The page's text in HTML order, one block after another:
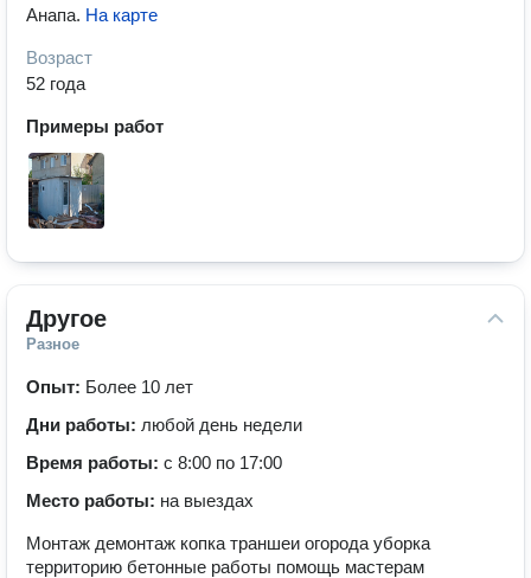
Анапа. На карте
Возраст
52 года
Примеры работ
Другое
Разное
Опыт: Более 10 лет
Дни работы: любой день недели
Время работы: с 8:00 по 17:00
Место работы: на выездах
Монтаж демонтаж копка траншеи огорода уборка
территорию бетонные работы помощь мастерам